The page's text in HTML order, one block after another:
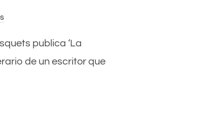
publica ‘La
de un escritor que